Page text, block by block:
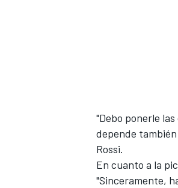
"Debo ponerle
depende
Rossi.
En cuanto a la
"Sinceramente,